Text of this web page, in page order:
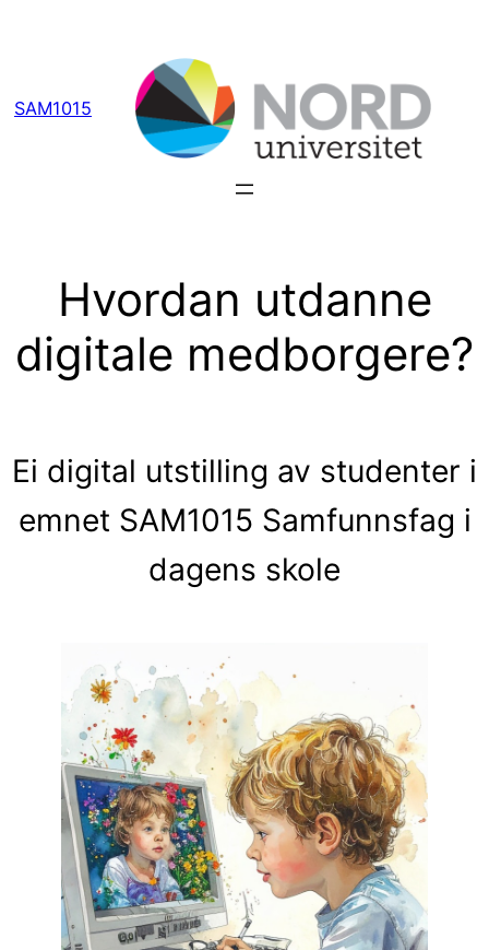
SAM1015
Hvordan utdanne
digitale medborgere?
Ei digital utstilling av studenter i
emnet SAM1015 Samfunnsfag i
dagens skole